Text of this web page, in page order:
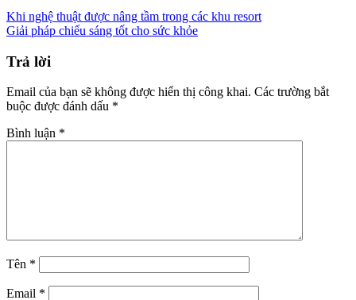
Khi nghệ thuật được nâng tầm trong các khu resort
Giải pháp chiếu sáng tốt cho sức khỏe
Trả lời
Email của bạn sẽ không được hiển thị công khai. Các trường bắt
buộc được đánh dấu *
Bình luận *
Tên *
Email *